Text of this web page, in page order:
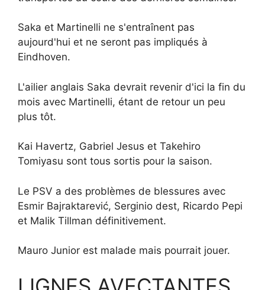
Saka et Martinelli ne s'entraînent pas
aujourd'hui et ne seront pas impliqués à
Eindhoven.
L'ailier anglais Saka devrait revenir d'ici la fin du
mois avec Martinelli, étant de retour un peu
plus tôt.
Kai Havertz, Gabriel Jesus et Takehiro
Tomiyasu sont tous sortis pour la saison.
Le PSV a des problèmes de blessures avec
Esmir Bajraktarević, Serginio dest, Ricardo Pepi
et Malik Tillman définitivement.
Mauro Junior est malade mais pourrait jouer.